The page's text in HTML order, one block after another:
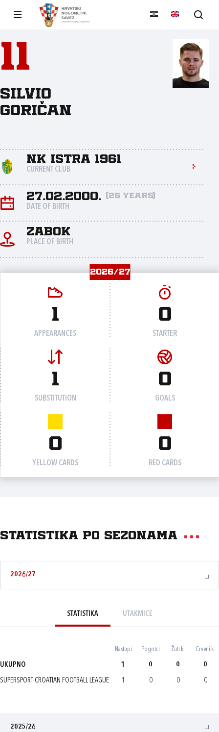
11
Silvio
Goričan
NK Istra 1961
CURRENT CLUB
27.02.2000. (26 years)
DATE OF BIRTH
Zabok
PLACE OF BIRTH
2026/27
1
APPEARANCES
0
STARTER
1
SUBSTITUTION
0
GOALS
0
YELLOW CARDS
0
RED CARDS
Statistika po sezonama
2026/27
STATISTIKA UTAKMICE
Nastupi Pogotci Žuti k. Crveni k.
UKUPNO 1 0 0 0
SUPERSPORT CROATIAN FOOTBALL LEAGUE 1 0 0 0
2025/26